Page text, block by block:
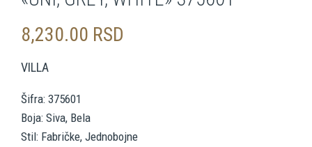
8,230.00 RSD
VILLA
Šifra: 375601
Boja: Siva, Bela
Stil: Fabričke, Jednobojne